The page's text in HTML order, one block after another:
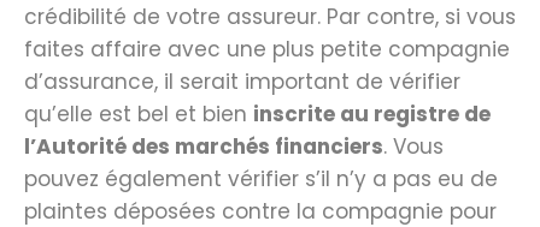
crédibilité de votre assureur. Par contre, si vous
faites affaire avec une plus petite compagnie
d’assurance, il serait important de vérifier
qu’elle est bel et bien inscrite au registre de
l’Autorité des marchés financiers. Vous
pouvez également vérifier s’il n’y a pas eu de
plaintes déposées contre la compagnie pour